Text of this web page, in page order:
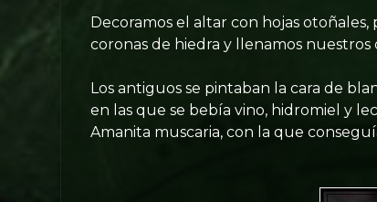
Decoramos el altar con hojas
coronas de hiedra y llenamos
Los antiguos se pintaban la cara de
en las que se bebía vino, hidromiel y
Amanita muscaria, con la que